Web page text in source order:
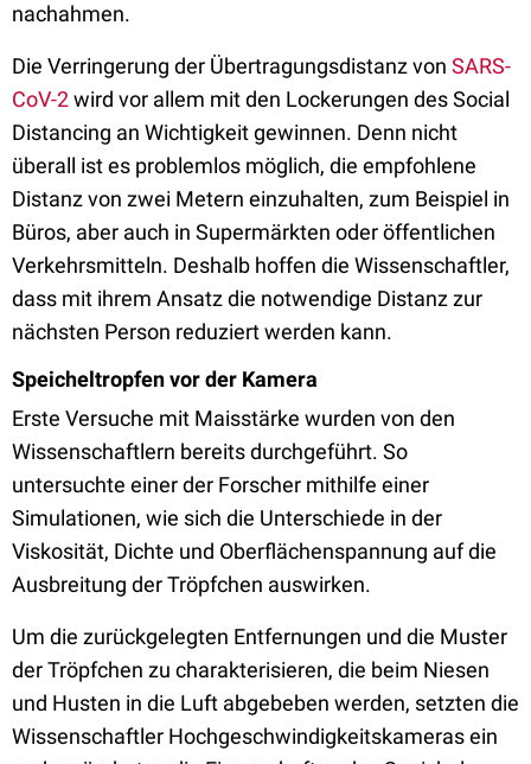
nachahmen.
Die Verringerung der Übertragungsdistanz von SARS-
CoV-2wird vor allem mit den Lockerungen des Social
Distancing an Wichtigkeit gewinnen. Denn nicht
überall ist es problemlos möglich, die empfohlene
Distanz von zwei Metern einzuhalten, zum Beispiel in
Büros, aber auch in Supermärkten oder öffentlichen
Verkehrsmitteln. Deshalb hoffen die Wissenschaftler,
dass mit ihrem Ansatz die notwendige Distanz zur
nächsten Person reduziert werden kann.
Speicheltropfen vor der Kamera
Erste Versuche mit Maisstärke wurden von den
Wissenschaftlern bereits durchgeführt. So
untersuchte einer der Forscher mithilfe einer
Simulationen, wie sich die Unterschiede in der
Viskosität, Dichte und Oberflächenspannung auf die
Ausbreitung der Tröpfchen auswirken.
Um die zurückgelegten Entfernungen und die Muster
der Tröpfchen zu charakterisieren, die beim Niesen
und Husten in die Luft abgebeben werden, setzten die
Wissenschaftler Hochgeschwindigkeitskameras ein